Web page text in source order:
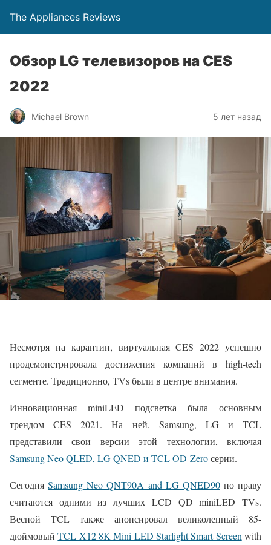
The Appliances Reviews
Обзор LG телевизоров на CES
2022
Michael Brown 5 лет назад
Несмотря на карантин, виртуальная CES 2022 успешно
продемонстрировала достижения компаний в high-tech
сегменте. Традиционно, TVs были в центре внимания.
Инновационная miniLED подсветка была основным
трендом CES 2021. На ней, Samsung, LG и TCL
представили свои версии этой технологии, включая
Samsung Neo QLED, LG QNED и TCL OD-Zeroсерии.
СегодняSamsung Neo QNТ90A and LG QNED90по праву
считаются одними из лучших LCD QD miniLED TVs.
Весной TCL также анонсировал великолепный 85-
дюймовыйTCL X12 8K Mini LED Starlight Smart Screen with